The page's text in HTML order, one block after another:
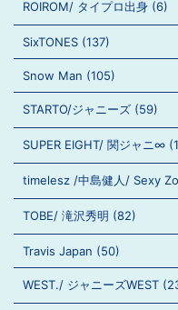
ROIROM/ タイプロ出身 (6)
SixTONES (137)
Snow Man (105)
STARTO/ジャニーズ (59)
SUPER EIGHT/ 関ジャニ∞
timelesz /中島健人/ Sexy
TOBE/ 滝沢秀明 (82)
Travis Japan (50)
WEST./ ジャニーズWEST